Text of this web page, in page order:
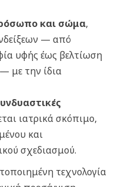
και σώμα,
— από
υφής έως βελτίωση
με την ίδια
ιατρικά σκόπιμο,
και
σχεδιασμού.
τεχνολογία